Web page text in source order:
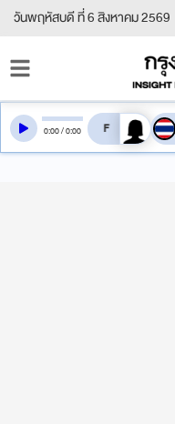
วันพฤหัสบดี ที่ 6 สิงหาคม 2569
0:00/0:00 สลับเสียงอ่าน